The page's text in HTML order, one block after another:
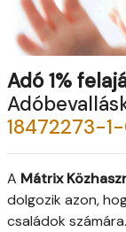
Adó 1%
18472273-
A Mátrix
dolgozik azon,
családok